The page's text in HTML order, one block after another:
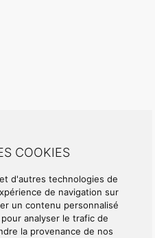
COOKIES
d'autres technologies de
de navigation sur
un contenu personnalisé
analyser le trafic de
la provenance de nos